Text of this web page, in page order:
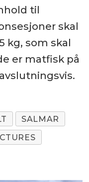
til
skal
kg, som skal
er matfisk på
SALMAR